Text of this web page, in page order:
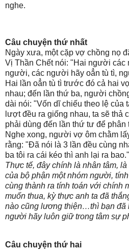
nghe.
Câu chuyện thứ nhất
Ngày xưa, một cặp vợ chồng nọ
Vị Thần Chết nói: "Hai người các
người, các người hãy oẳn tù tì,
Hai lần oẳn tù tì trước đó cả hai
nhau; đến lần thứ ba, người
dài nói: "Vốn dĩ chiếu theo lệ của
lượt đều ra giống nhau, ta sẽ thả
phải dùng đến lần thứ tư để phân
Nghe xong, người vợ ôm chằm
rằng: "Đã nói là 3 lần đều cùng
ba tôi ra cái kéo thì anh lại ra bao."
Thực tế, đây chính là nhân tâm,
của bộ phận một nhóm người,
cùng thành ra tính toán với chính
muốn thua, kỳ thực anh ta đã
nào cũng lương thiện…thì bạn đã
người hãy luôn giữ trong tâm sự
Câu chuyện thứ hai